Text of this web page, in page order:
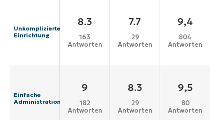
Unkomplizierte
Einrichtung
8.3
163
Antworten
7.7
29
Antworten
9,4
804
Antworten
Einfache
Administration
9
182
Antworten
8.3
29
Antworten
9,5
80
Antworten